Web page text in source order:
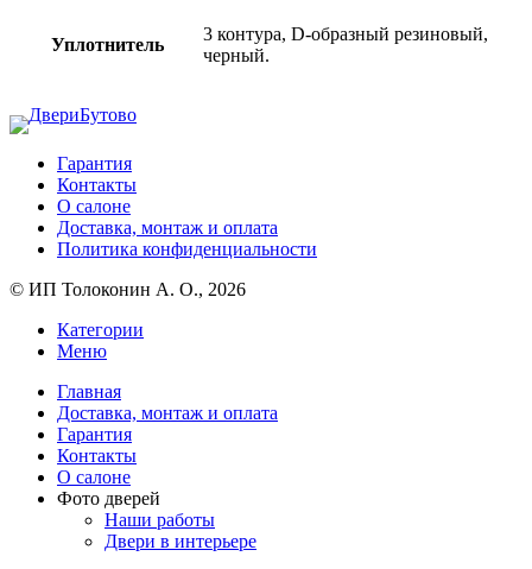
Уплотнитель
3 контура, D-образный резиновый,
черный.
Гарантия
Контакты
О салоне
Доставка, монтаж и оплата
Политика конфиденциальности
© ИП Толоконин А. О., 2026
Категории
Меню
Главная
Доставка, монтаж и оплата
Гарантия
Контакты
О салоне
Фото дверей
Наши работы
Двери в интерьере